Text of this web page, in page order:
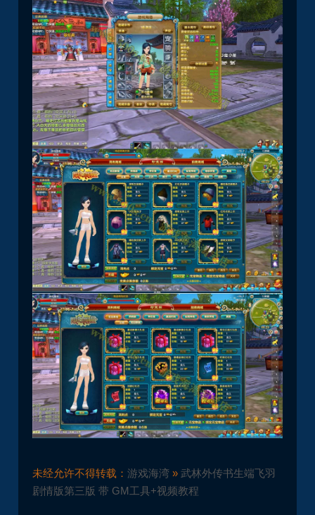
未经允许不得转载：游戏海湾 »武林外传书生端飞羽
剧情版第三版 带 GM工具+视频教程